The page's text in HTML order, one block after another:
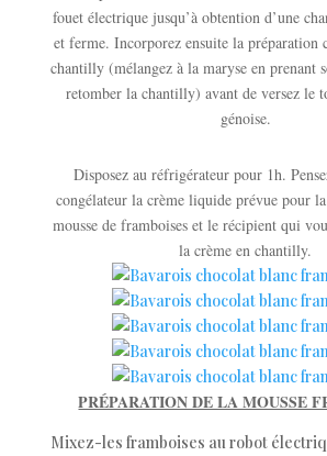
fouet électrique jusqu’à obtention d’une
et ferme. Incorporez ensuite la préparation
chantilly (mélangez à la maryse en prenant
retomber la chantilly) avant de versez le
génoise.
Disposez au réfrigérateur pour 1h.
congélateur la crème liquide prévue pour
mousse de framboises et le récipient qui
la crème en chantilly.
PRÉPARATION DE LA MOUSSE
Mixez-les framboises au robot